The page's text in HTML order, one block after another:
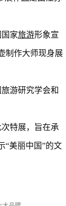
家旅游形象宣
制作大师现身展
游研究学会和
特展，旨在承
“美丽中国”的文